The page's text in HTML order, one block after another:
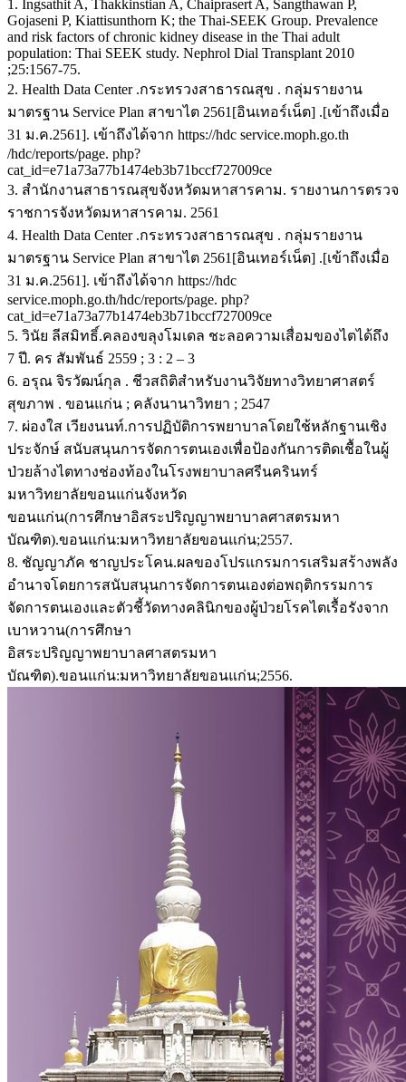
1. Ingsathit A, Thakkinstian A, Chaiprasert A, Sangthawan P,
Gojaseni P, Kiattisunthorn K; the Thai-SEEK Group. Prevalence
and risk factors of chronic kidney disease in the Thai adult
population: Thai SEEK study. Nephrol Dial Transplant 2010
;25:1567-75.
2. Health Data Center .กระทรวงสาธารณสุข . กลุ่มรายงาน
มาตรฐาน Service Plan สาขาไต 2561[อินเทอร์เน็ต] .[เข้าถึงเมื่อ
31 ม.ค.2561]. เข้าถึงได้จาก https://hdc service.moph.go.th
/hdc/reports/page. php?
cat_id=e71a73a77b1474eb3b71bccf727009ce
3. สำนักงานสาธารณสุขจังหวัดมหาสารคาม. รายงานการตรวจ
ราชการจังหวัดมหาสารคาม. 2561
4. Health Data Center .กระทรวงสาธารณสุข . กลุ่มรายงาน
มาตรฐาน Service Plan สาขาไต 2561[อินเทอร์เน็ต] .[เข้าถึงเมื่อ
31 ม.ค.2561]. เข้าถึงได้จาก https://hdc
service.moph.go.th/hdc/reports/page. php?
cat_id=e71a73a77b1474eb3b71bccf727009ce
5. วินัย ลีสมิทธิ์.คลองขลุงโมเดล ชะลอความเสื่อมของไตได้ถึง
7 ปี. คร สัมพันธ์ 2559 ; 3 : 2 – 3
6. อรุณ จิรวัฒน์กุล . ชีวสถิติสำหรับงานวิจัยทางวิทยาศาสตร์
สุขภาพ . ขอนแก่น ; คลังนานาวิทยา ; 2547
7. ผ่องใส เวียงนนท์.การปฏิบัติการพยาบาลโดยใช้หลักฐานเชิง
ประจักษ์ สนับสนุนการจัดการตนเองเพื่อป้องกันการติดเชื้อในผู้
ป่วยล้างไตทางช่องท้องในโรงพยาบาลศรีนครินทร์
มหาวิทยาลัยขอนแก่นจังหวัด
ขอนแก่น(การศึกษาอิสระปริญญาพยาบาลศาสตรมหา
บัณฑิต).ขอนแก่น:มหาวิทยาลัยขอนแก่น;2557.
8. ชัญญาภัค ชาญประโคน.ผลของโปรแกรมการเสริมสร้างพลัง
อำนาจโดยการสนับสนุนการจัดการตนเองต่อพฤติกรรมการ
จัดการตนเองและตัวชี้วัดทางคลินิกของผู้ป่วยโรคไตเรื้อรังจาก
เบาหวาน(การศึกษา
อิสระปริญญาพยาบาลศาสตรมหา
บัณฑิต).ขอนแก่น:มหาวิทยาลัยขอนแก่น;2556.